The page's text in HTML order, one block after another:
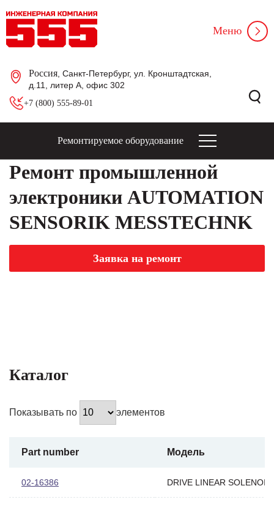
Россия , Санкт-Петербург, ул. Кронштадтская,
д.11, литер А, офис 302
+7 (800) 555-89-01
Меню
Ремонтируемое оборудование
Ремонт промышленной
электроники AUTOMATION
SENSORIK MESSTECHNK
Заявка на ремонт
Каталог
Показывать по элементов
Part number Модель
02-16386 DRIVE LINEAR